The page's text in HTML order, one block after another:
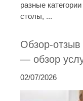
разные
столы, ...
Обзор-
— обзор
02/07/2026